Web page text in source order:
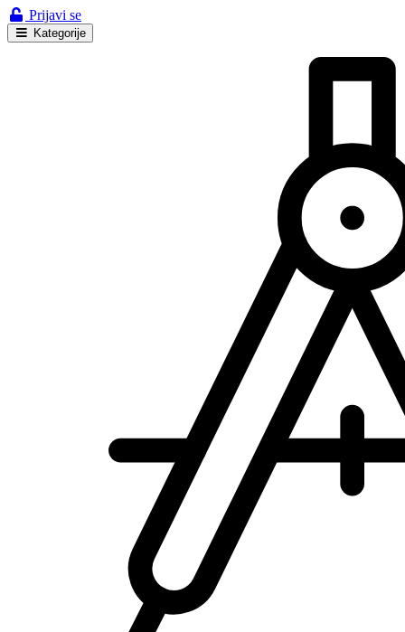
Prijavi se
Kategorije